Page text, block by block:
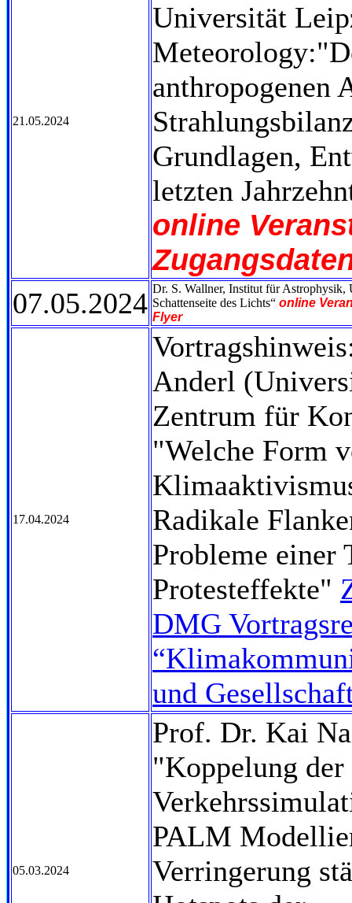
21.05.2024
Universität
anthropogenen
Grundlagen,
letzten
online
07.05.2024 Dr. S. Wallner, Institut für
Schattenseite des Lichts“ online
Flyer
17.04.2024
Anderl
Zentrum für
"Welche Form
Radikale
Probleme einer
Protesteffekte"
DMG
und
05.03.2024
Prof. Dr. Kai
"Koppelung
PALM
Verringerung